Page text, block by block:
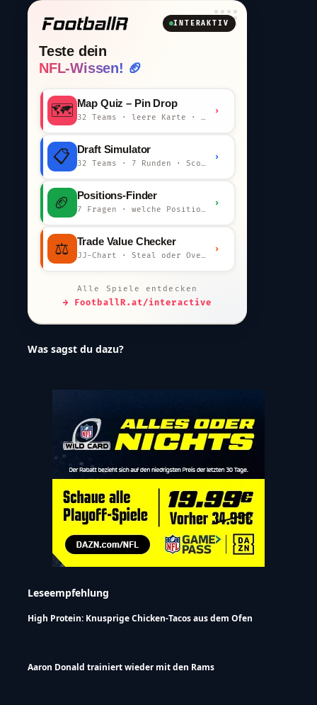
INTERAKTIV
Teste dein
NFL-Wissen! 🏈
🗺️ Map Quiz – Pin Drop
32 Teams · leere Karte · km-Wertung
›
📋 Draft Simulator
32 Teams · 7 Runden · Scout-Kommentar
›
🏈 Positions-Finder
7 Fragen · welche Position bist du?
›
⚖️ Trade Value Checker
JJ-Chart · Steal oder Overpay?
›
Alle Spiele entdecken
→ FootballR.at/interactive
Was sagst du dazu?
Leseempfehlung
High Protein: Knusprige Chicken-Tacos aus dem Ofen
Aaron Donald trainiert wieder mit den Rams